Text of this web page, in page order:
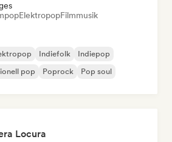
ElektropopFilmmusik
Indiefolk
Indiepop
pop Poprock Pop soul
Locura